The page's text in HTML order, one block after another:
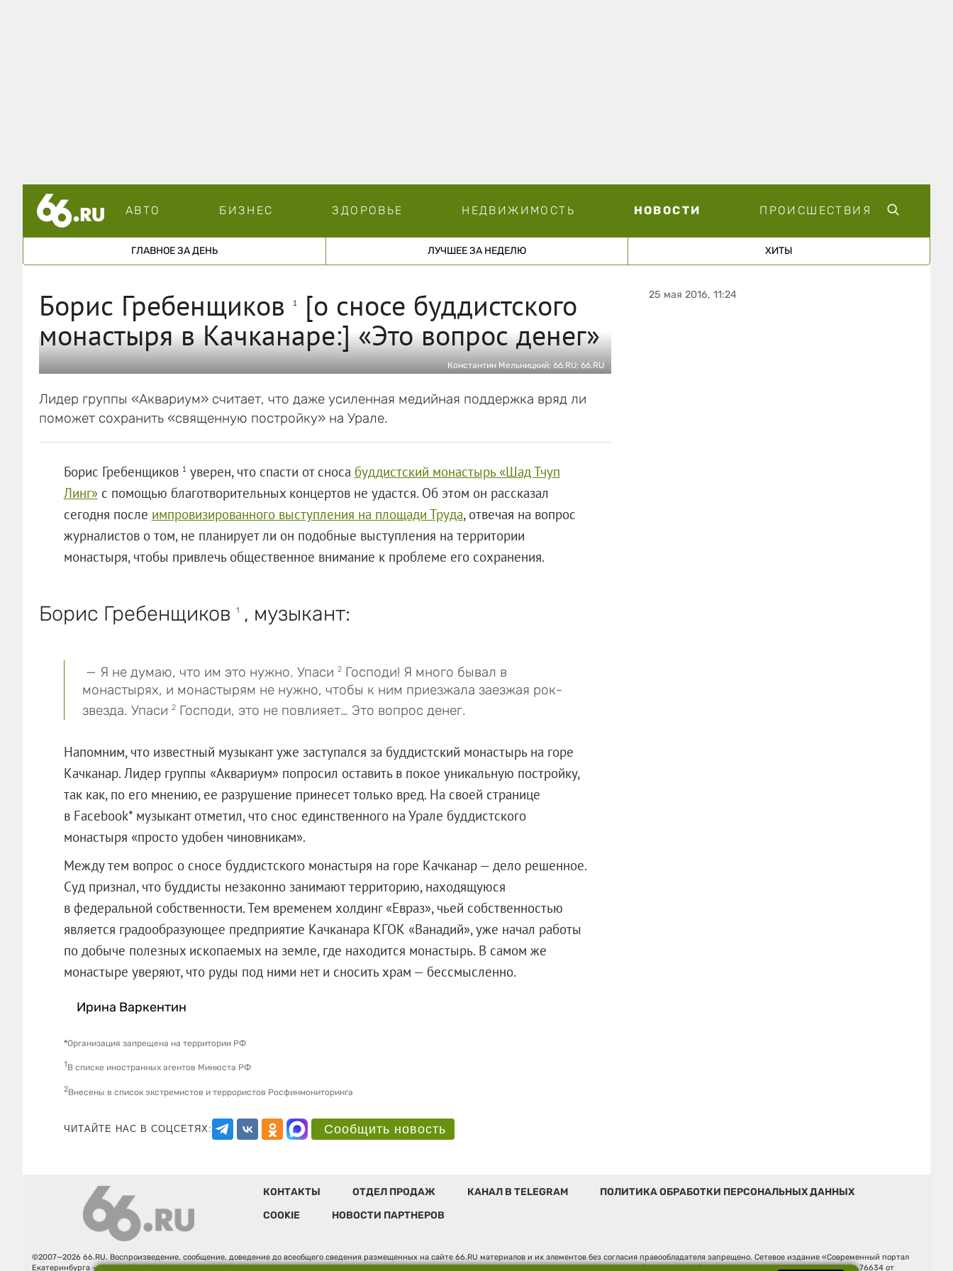
АВТО БИЗНЕС ЗДОРОВЬЕ НЕДВИЖИМОСТЬ НОВОСТИ ПРОИСШЕСТВИЯ
ГЛАВНОЕ ЗА ДЕНЬ ЛУЧШЕЕ ЗА НЕДЕЛЮ ХИТЫ
Борис Гребенщиков 1
[о сносе буддистского
монастыря в Качканаре:] «Это вопрос денег»
Константин Мельницкий; 66.RU; 66.RU
Лидер группы «Аквариум» считает, что даже усиленная медийная поддержка вряд ли
поможет сохранить «священную постройку» на Урале.
Борис Гребенщиков 1 уверен, что спасти от сноса буддистский монастырь «Шад Тчуп
Линг»с помощью благотворительных концертов не удастся. Об этом он рассказал
сегодня после импровизированного выступления на площади Труда, отвечая на вопрос
журналистов о том, не планирует ли он подобные выступления на территории
монастыря, чтобы привлечь общественное внимание к проблеме его сохранения.
Борис Гребенщиков 1, музыкант:
— Я не думаю, что им это нужно. Упаси 2Господи! Я много бывал в
монастырях, и монастырям не нужно, чтобы к ним приезжала заезжая рок-
звезда. Упаси 2Господи, это не повлияет… Это вопрос денег.
Напомним, что известный музыкант уже заступался за буддистский монастырь на горе
Качканар. Лидер группы «Аквариум» попросил оставить в покое уникальную постройку,
так как, по его мнению, ее разрушение принесет только вред. На своей странице
в Facebook* музыкант отметил, что снос единственного на Урале буддистского
монастыря «просто удобен чиновникам».
Между тем вопрос о сносе буддистского монастыря на горе Качканар — дело решенное.
Суд признал, что буддисты незаконно занимают территорию, находящуюся
в федеральной собственности. Тем временем холдинг «Евраз», чьей собственностью
является градообразующее предприятие Качканара КГОК «Ванадий», уже начал работы
по добыче полезных ископаемых на земле, где находится монастырь. В самом же
монастыре уверяют, что руды под ними нет и сносить храм — бессмысленно.
Ирина Варкентин
*Организация запрещена на территории РФ
1В списке иностранных агентов Минюста РФ
2Внесены в список экстремистов и террористов Росфинмониторинга
ЧИТАЙТЕ НАС В СОЦСЕТЯХ: Сообщить новость
25 мая 2016, 11:24
КОНТАКТЫ ОТДЕЛ ПРОДАЖ КАНАЛ В TELEGRAM
ПОЛИТИКА ОБРАБОТКИ ПЕРСОНАЛЬНЫХ ДАННЫХ
COOKIE
НОВОСТИ ПАРТНЕРОВ
©2007—2026 66.RU. Воспроизведение, сообщение, доведение до всеобщего сведения размещенных на сайте 66.RU материалов и их элементов без согласия правообладателя запрещено. Сетевое издание «Современный портал
Екатеринбурга — «66.ru» (18+) зарегистрировано Федеральной службой по надзору в сфере связи, информационных технологий и массовых коммуникаций (Роскомнадзор). Регистрационный номер ЭЛ № ФС 77 - 76634 от